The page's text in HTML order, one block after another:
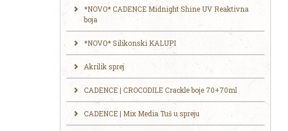
*NOVO* CADENCE Midnight Shine UV Reaktivna
boja
*NOVO* Silikonski KALUPI
Akrilik sprej
CADENCE | CROCODILE Crackle boje 70+70ml
CADENCE | Mix Media Tuš u spreju